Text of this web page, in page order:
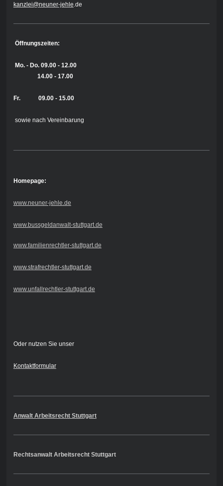
kanzlei@neuner-jehle .de
Öffnungszeiten:
Mo. - Do. 09.00 - 12.00
14.00 - 17.00
Fr. 09.00 - 15.00
sowie nach Vereinbarung
Homepage:
www.neuner-jehle.de
www.bussgeldanwalt-stuttgart.de
www.familienrechtler-stuttgart.de
www.strafrechtler-stuttgart.de
www.unfallrechtler-stuttgart.de
Oder nutzen Sie unser
Kontaktformular
Anwalt Arbeitsrecht Stuttgart
Rechtsanwalt Arbeitsrecht Stuttgart